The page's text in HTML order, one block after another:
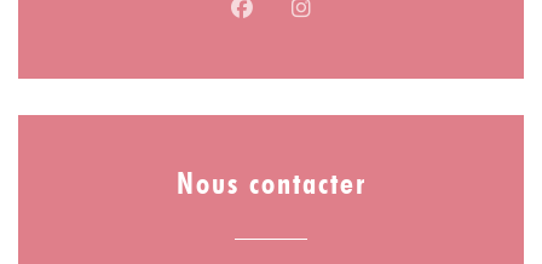
Facebook ((ouvre une nouvelle
Instagram ((ouvre une
Nous contacter